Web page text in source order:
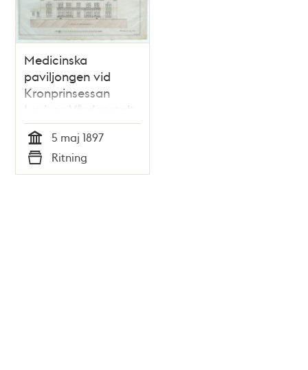
Medicinska
paviljongen vid
Kronprinsessan
Lovisas Vårdanstalt
för sjuka barn -
ritning 1897
Tid
5 maj 1897
Typ
Ritning